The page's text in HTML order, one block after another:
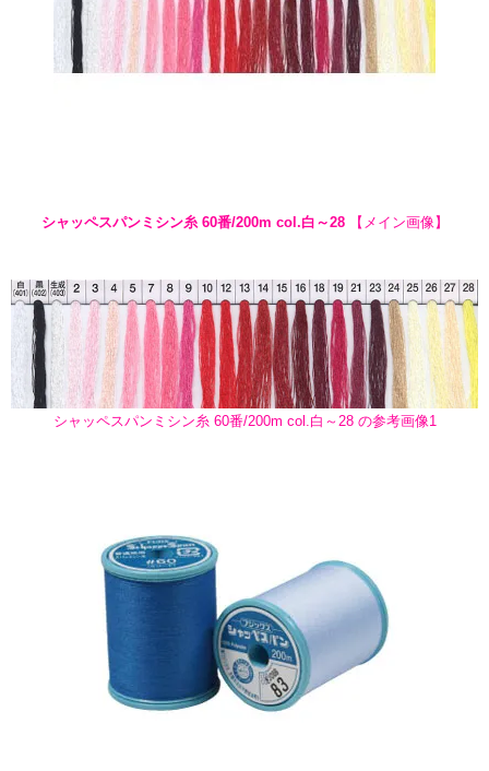
シャッペスパンミシン糸 60番/200m col.白～28【メイン画像】
シャッペスパンミシン糸 60番/200m col.白～28 の参考画像1